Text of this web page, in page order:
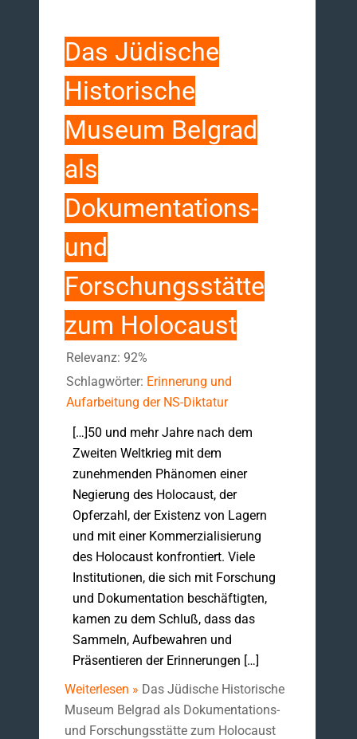
Das Jüdische
Historische
Museum Belgrad
als
Dokumentations-
und
Forschungsstätte
zum Holocaust
Relevanz: 92%
Schlagwörter: Erinnerung und
Aufarbeitung der NS-Diktatur
[…]50 und mehr Jahre nach dem
Zweiten Weltkrieg mit dem
zunehmenden Phänomen einer
Negierung des Holocaust, der
Opferzahl, der Existenz von Lagern
und mit einer Kommerzialisierung
des Holocaust konfrontiert. Viele
Institutionen, die sich mit Forschung
und Dokumentation beschäftigten,
kamen zu dem Schluß, dass das
Sammeln, Aufbewahren und
Präsentieren der Erinnerungen […]
Weiterlesen » Das Jüdische Historische
Museum Belgrad als Dokumentations-
und Forschungsstätte zum Holocaust